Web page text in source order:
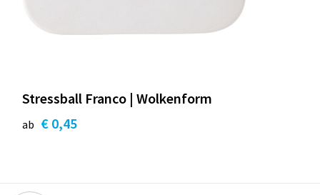
Stressball Franco | Wolkenform
ab € 0,45